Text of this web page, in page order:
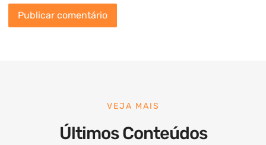
VEJA MAIS
Últimos Conteúdos